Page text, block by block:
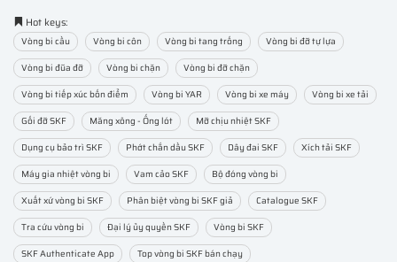
Hot keys:
Vòng bi cầu Vòng bi côn Vòng bi tang trống
Vòng bi đỡ tự lựa
Vòng bi đũa đỡ
Vòng bi chặn
Vòng bi đỡ chặn
Vòng bi tiếp xúc bốn điểm
Vòng bi YAR Vòng bi xe máy
Vòng bi xe tải
Gối đỡ SKF
Măng xông - Ống lót
Mỡ chịu nhiệt SKF
Dụng cụ bảo trì SKF
Phớt chắn dầu SKF Dây đai SKF
Xích tải SKF
Máy gia nhiệt vòng bi
Vam cảo SKF
Bộ đóng vòng bi
Xuất xứ vòng bi SKF
Phân biệt vòng bi SKF giả
Catalogue SKF
Tra cứu vòng bi
Đại lý ủy quyền SKF
Vòng bi SKF
SKF Authenticate App
Top vòng bi SKF bán chạy